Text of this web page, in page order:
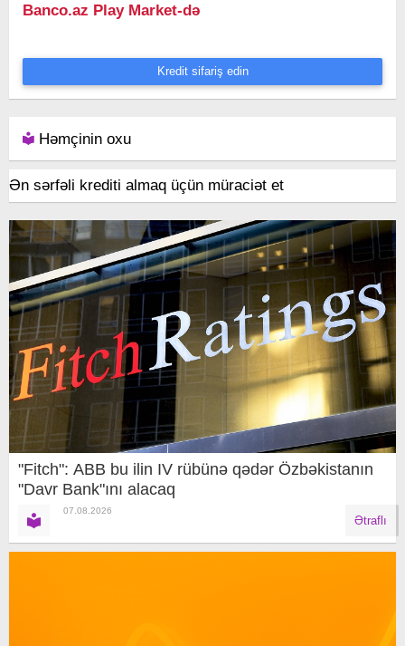
Banco.az Play Market-də
Kredit sifariş edin
Həmçinin oxu
Ən sərfəli krediti almaq üçün müraciət et
"Fitch": ABB bu ilin IV rübünə qədər Özbəkistanın
"Davr Bank"ını alacaq
07.08.2026
Ətraflı